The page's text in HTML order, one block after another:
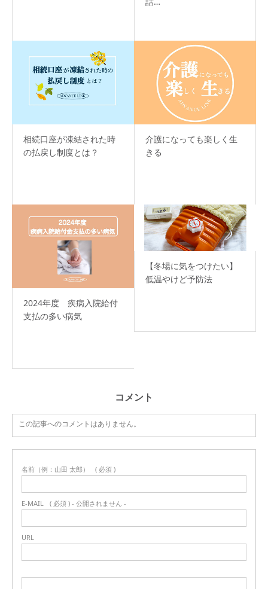
相続口座が凍結された時
の払戻し制度とは？
介護になっても楽しく生
きる
2024年度 疾病入院給付
支払の多い病気
【冬場に気をつけたい】
低温やけど予防法
コメント
この記事へのコメントはありません。
名前（例：山田 太郎） ( 必須 )
E-MAIL ( 必須 ) - 公開されません -
URL